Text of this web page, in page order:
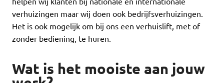
verhuizingen maar wij doen ook bedrijfsverhuizingen.
Het is ook mogelijk om bij ons een verhuislift, met of
zonder bediening, te huren.
Wat is het mooiste aan jouw